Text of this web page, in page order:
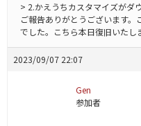
> 2.かえうちカスタマイズがダ
ご報告ありがとうございます
でした。こちら本日復旧いたし
2023/09/07 22:07
Gen
参加者